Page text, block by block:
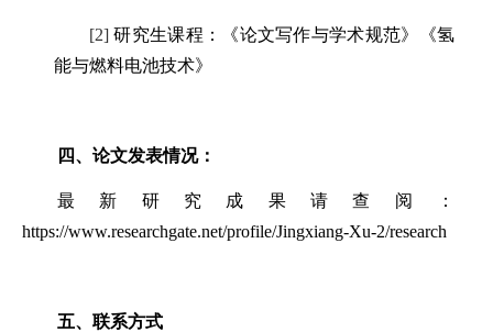
[2] 研究生课程：《论文写作与学术规范》
《氢
能与燃料电池技术》
四、论文发表情况：
最新研究成果请查阅：
https://www.researchgate.net/profile/Jingxiang-Xu-2/research
五、联系方式